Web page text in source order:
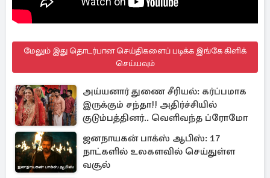
மேலும் இது தொடர்பான செய்திகளைப் படிக்க இங்கே கிளிக்
செய்யவும்
அய்யனார் துணை சீரியல்: கர்ப்பமாக
இருக்கும் சந்தா!! அதிர்ச்சியில்
குடும்பத்தினர்.. வெளிவந்த ப்ரோமோ
ஜனநாயகன் பாக்ஸ் ஆபிஸ்: 17
நாட்களில் உலகளவில் செய்துள்ள
வசூல்